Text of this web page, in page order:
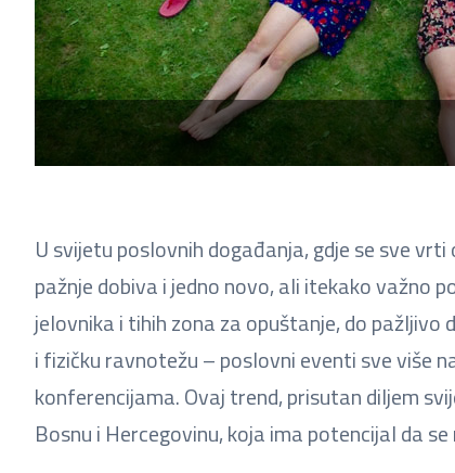
U svijetu poslovnih događanja, gdje se sve
pažnje dobiva i jedno novo, ali itekako važno
jelovnika i tihih zona za opuštanje, do
i fizičku ravnotežu – poslovni eventi sve više
konferencijama. Ovaj trend, prisutan diljem
Bosnu i Hercegovinu, koja ima potencijal da